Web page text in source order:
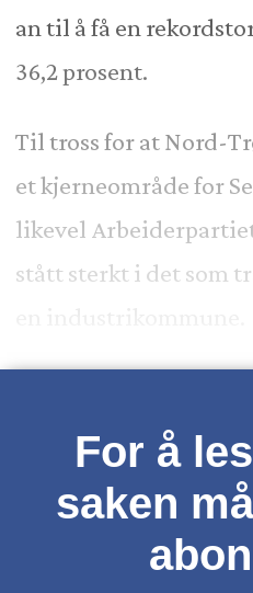
an til å få en
36,2 prosent.
Til tross for at Nord-
et kjerneområde for
likevel
stått sterkt i det som
For å
saken